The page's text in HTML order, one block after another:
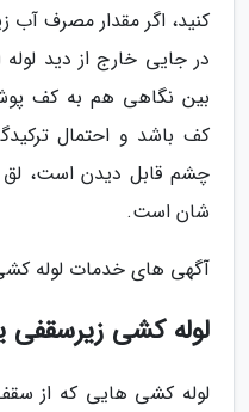
کنید، اگر مقدار مصرف آب
در جایی خارج از دید
بین نگاهی هم به کف پوش
کف باشد و احتمال
چشم قابل دیدن است،
شان است.
آگهی های خدمات لوله کشی
لوله کشی زیرسقفی
لوله کشی هایی که از